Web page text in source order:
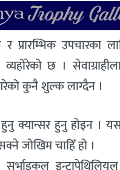
प्रारम्भिक उपचारका
छ ।
कुनै शुल्क लाग्दैन ।
क्यान्सर हुनु होइन ।
जोखिम चाहिँ हो ।